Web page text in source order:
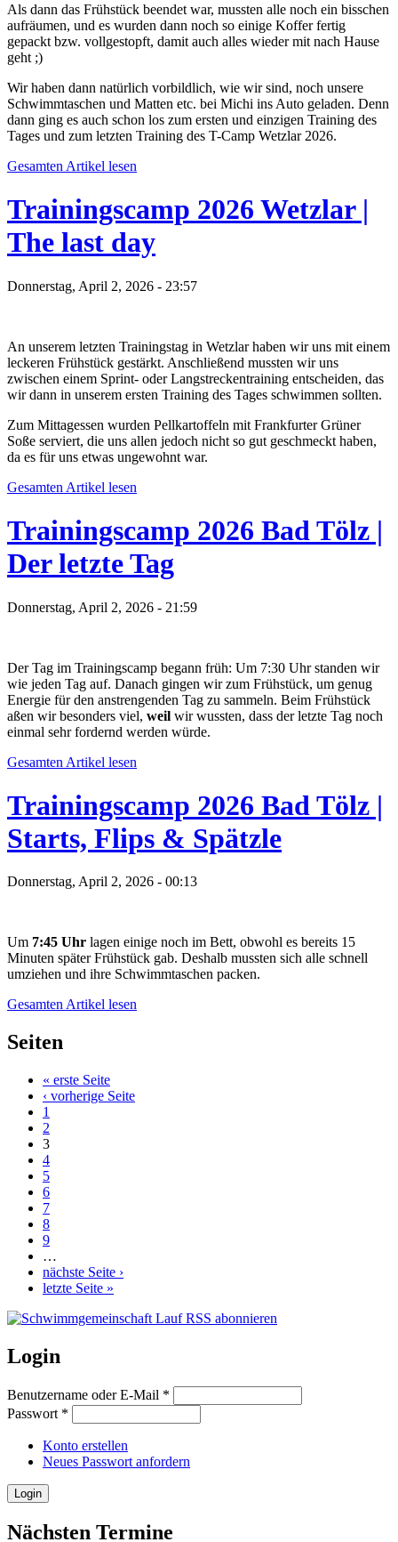
Als dann das Frühstück beendet war, mussten alle noch ein bisschen
aufräumen, und es wurden dann noch so einige Koffer fertig
gepackt bzw. vollgestopft, damit auch alles wieder mit nach Hause
geht ;)
Wir haben dann natürlich vorbildlich, wie wir sind, noch unsere
Schwimmtaschen und Matten etc. bei Michi ins Auto geladen. Denn
dann ging es auch schon los zum ersten und einzigen Training des
Tages und zum letzten Training des T-Camp Wetzlar 2026.
Gesamten Artikel lesen
Trainingscamp 2026 Wetzlar |
The last day
Donnerstag, April 2, 2026 - 23:57
An unserem letzten Trainingstag in Wetzlar haben wir uns mit einem
leckeren Frühstück gestärkt. Anschließend mussten wir uns
zwischen einem Sprint- oder Langstreckentraining entscheiden, das
wir dann in unserem ersten Training des Tages schwimmen sollten.
Zum Mittagessen wurden Pellkartoffeln mit Frankfurter Grüner
Soße serviert, die uns allen jedoch nicht so gut geschmeckt haben,
da es für uns etwas ungewohnt war.
Gesamten Artikel lesen
Trainingscamp 2026 Bad Tölz |
Der letzte Tag
Donnerstag, April 2, 2026 - 21:59
Der Tag im Trainingscamp begann früh: Um 7:30 Uhr standen wir
wie jeden Tag auf. Danach gingen wir zum Frühstück, um genug
Energie für den anstrengenden Tag zu sammeln. Beim Frühstück
aßen wir besonders viel, weil wir wussten, dass der letzte Tag noch
einmal sehr fordernd werden würde.
Gesamten Artikel lesen
Trainingscamp 2026 Bad Tölz |
Starts, Flips & Spätzle
Donnerstag, April 2, 2026 - 00:13
Um 7:45 Uhr lagen einige noch im Bett, obwohl es bereits 15
Minuten später Frühstück gab. Deshalb mussten sich alle schnell
umziehen und ihre Schwimmtaschen packen.
Gesamten Artikel lesen
Seiten
« erste Seite
‹ vorherige Seite
1
2
3
4
5
6
7
8
9
…
nächste Seite ›
letzte Seite »
Login
Benutzername oder E-Mail *
Passwort *
Konto erstellen
Neues Passwort anfordern
Nächsten Termine